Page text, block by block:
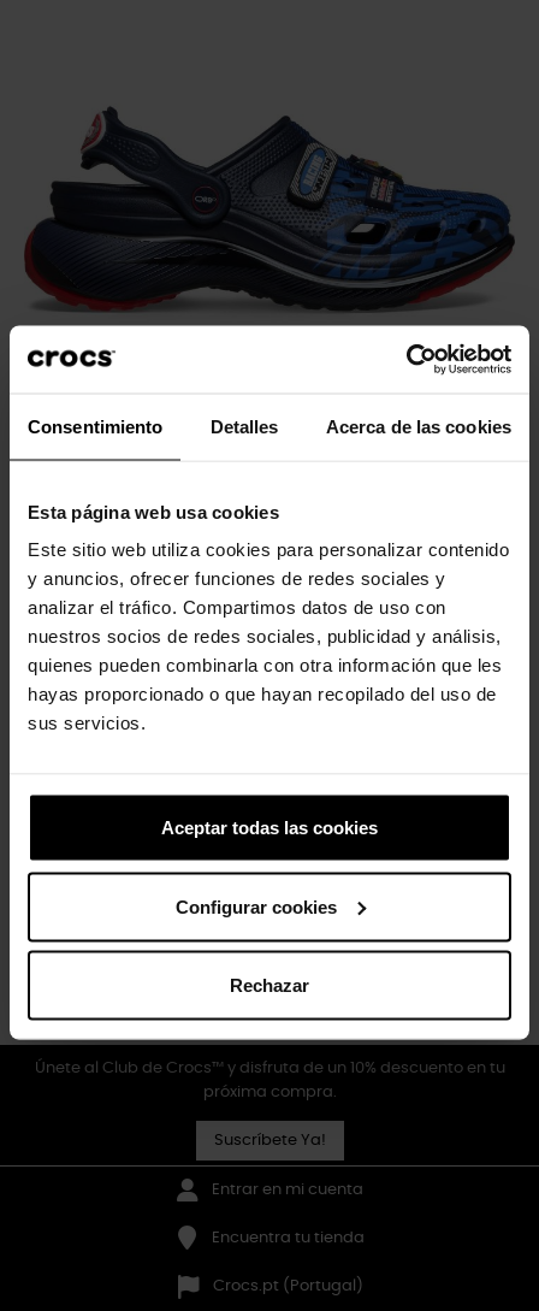
Consentimiento Detalles Acerca de las cookies
Esta página web usa cookies
Este sitio web utiliza cookies para personalizar contenido
y anuncios, ofrecer funciones de redes sociales y
analizar el tráfico. Compartimos datos de uso con
nuestros socios de redes sociales, publicidad y análisis,
quienes pueden combinarla con otra información que les
hayas proporcionado o que hayan recopilado del uso de
sus servicios.
Aceptar todas las cookies
Configurar cookies
Rechazar
ONE PIECE
85,00 €
Multi
41-42
48-49
Volver arriba
Oracle Red Bull Racing
Únete al Club de Crocs™ y disfruta de un 10% descuento en tu
próxima compra.
Suscríbete Ya!
Entrar en mi cuenta
Encuentra tu tienda
Crocs.pt (Portugal)